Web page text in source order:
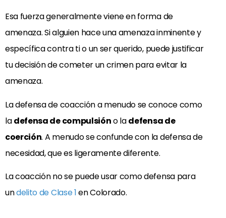
Esa fuerza generalmente viene en forma de
amenaza. Si alguien hace una amenaza inminente y
específica contra ti o un ser querido, puede justificar
tu decisión de cometer un crimen para evitar la
amenaza.
La defensa de coacción a menudo se conoce como
ladefensa de compulsióno ladefensa de
coerción. A menudo se confunde con la defensa de
necesidad, que es ligeramente diferente.
La coacción no se puede usar como defensa para
undelito de Clase 1en Colorado.